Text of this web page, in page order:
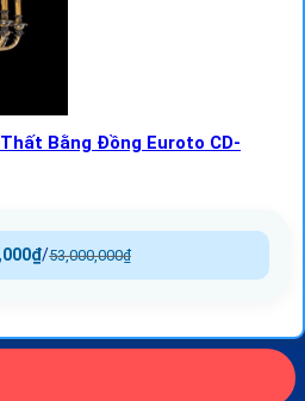
Bằng Đồng Euroto CD-
53,000,000₫
/
₫